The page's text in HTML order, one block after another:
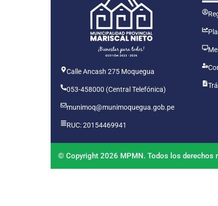
Calle Ancash 275 Moquegua
053-458000 (Central Telefónica)
munimoq@munimoquegua.gob.pe
RUC: 20154469941
© Copyright 2026 MPMN. Todos los derechos